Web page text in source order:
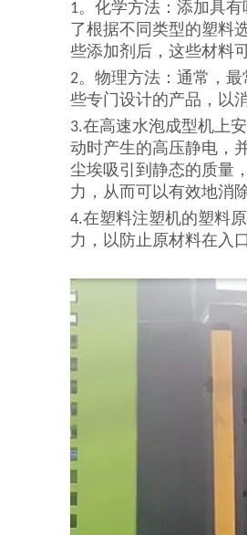
1。化学方法：添加具
了根据不同类型的塑料
些添加剂后，这些材料
2。物理方法：通常，
些专门设计的产品，以
3.在高速水泡成型机上
动时产生的高压静电，
尘埃吸引到静态的质量
力，从而可以有效地消
4.在塑料注塑机的塑料
力，以防止原材料在入